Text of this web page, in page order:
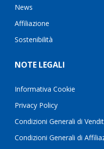
News
Affiliazione
Sostenibilità
NOTE LEGALI
Informativa Cookie
Privacy Policy
Condizioni Generali di
Condizioni Generali di